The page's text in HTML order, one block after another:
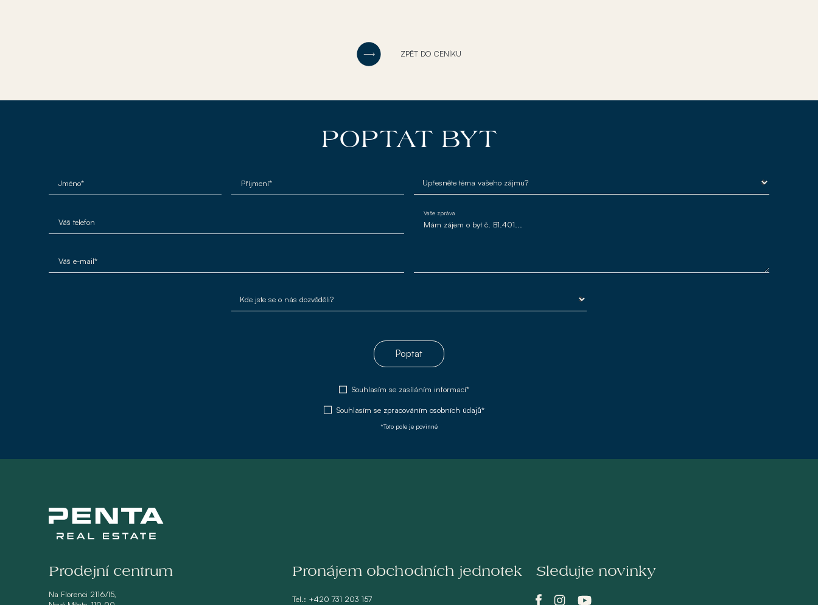
ZPĚT DO CENÍKU
POPTAT BYT
Jméno* Příjmení*
Váš telefon
Váš e-mail*
Vaše zpráva
Poptat
Souhlasím se zasíláním informací*
Souhlasím se zpracováním osobních údajů*
*Toto pole je povinné
Prodejní centrum
Na Florenci 2116/15,
Pronájem obchodních jednotek
Tel.: +420 731 203 157
Sledujte novinky